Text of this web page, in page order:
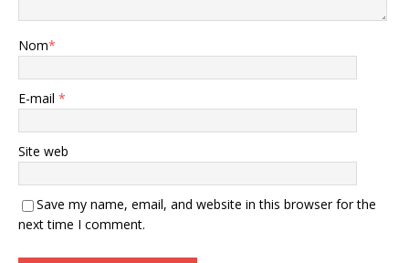
Nom*
E-mail *
Site web
Save my name, email, and website in this browser for the
next time I comment.